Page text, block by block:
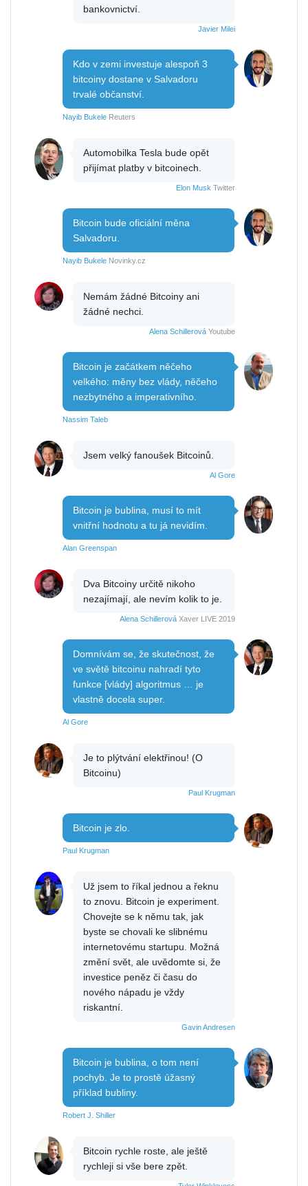
bankovnictví.
Javier Milei
Kdo v zemi investuje alespoň 3
bitcoiny dostane v Salvadoru
trvalé občanství.
Nayib Bukele Reuters
Automobilka Tesla bude opět
přijímat platby v bitcoinech.
Elon Musk Twitter
Bitcoin bude oficiální měna
Salvadoru.
Nayib Bukele Novinky.cz
Nemám žádné Bitcoiny ani
žádné nechci.
Alena Schillerová Youtube
Bitcoin je začátkem něčeho
velkého: měny bez vlády, něčeho
nezbytného a imperativního.
Nassim Taleb
Jsem velký fanoušek Bitcoinů.
Al Gore
Bitcoin je bublina, musí to mít
vnitřní hodnotu a tu já nevidím.
Alan Greenspan
Dva Bitcoiny určitě nikoho
nezajímají, ale nevím kolik to je.
Alena Schillerová Xaver LIVE 2019
Domnívám se, že skutečnost, že
ve světě bitcoinu nahradí tyto
funkce [vlády] algoritmus … je
vlastně docela super.
Al Gore
Je to plýtvání elektřinou! (O
Bitcoinu)
Paul Krugman
Bitcoin je zlo.
Paul Krugman
Už jsem to říkal jednou a řeknu
to znovu. Bitcoin je experiment.
Chovejte se k němu tak, jak
byste se chovali ke slibnému
internetovému startupu. Možná
změní svět, ale uvědomte si, že
investice peněz či času do
nového nápadu je vždy
riskantní.
Gavin Andresen
Bitcoin je bublina, o tom není
pochyb. Je to prostě úžasný
příklad bubliny.
Robert J. Shiller
Bitcoin rychle roste, ale ještě
rychleji si vše bere zpět.